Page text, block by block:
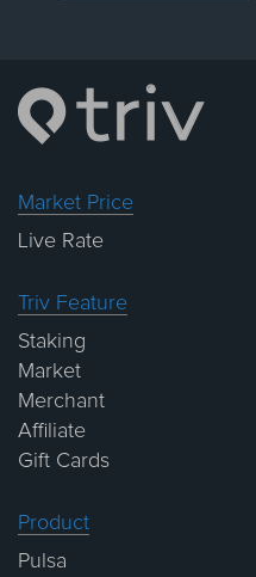
Market Price
Live Rate
Triv Feature
Staking
Market
Merchant
Affiliate
Gift Cards
Product
Pulsa